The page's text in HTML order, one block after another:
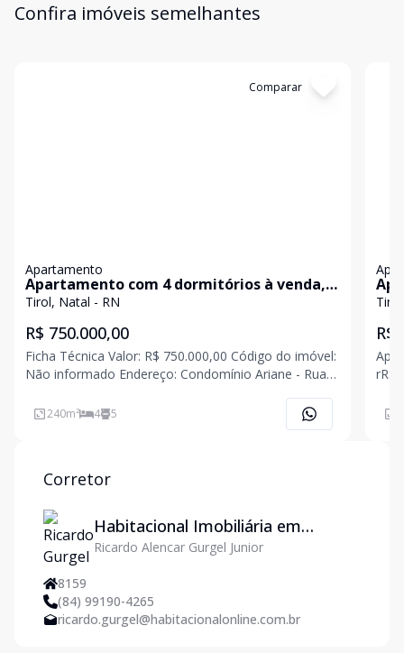
Confira imóveis semelhantes
Comparar
Apartamento
Apartamento com 4 dormitórios à venda,
240 m² por R$ 750.000,00 - Condomínio
Tirol, Natal - RN
R$ 750.000,00
Ficha Técnica Valor: R$ 750.000,00 Código do imóvel:
Não informado Endereço: Condomínio Ariane - Rua
250 Bairro: Tirol Cidade/Estado: Natal/RN Área240m² 4 5
R$
rR$
Corretor
Habitacional Imobiliária em
Natal/RN - Imoveis em Natal
Ricardo Alencar Gurgel Junior
8159
(84) 99190-4265
ricardo.gurgel@habitacionalonline.com.br